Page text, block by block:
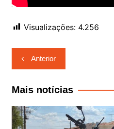
Visualizações: 4.256
Navegação
de
Post
Anterior
Mais notícias